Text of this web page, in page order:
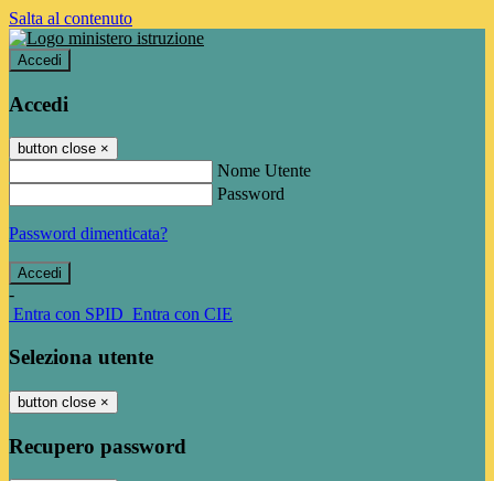
Salta al contenuto
Accedi
Accedi
button close ×
Nome Utente
Password
Password dimenticata?
-
Entra con SPID Entra con CIE
Seleziona utente
button close ×
Recupero password